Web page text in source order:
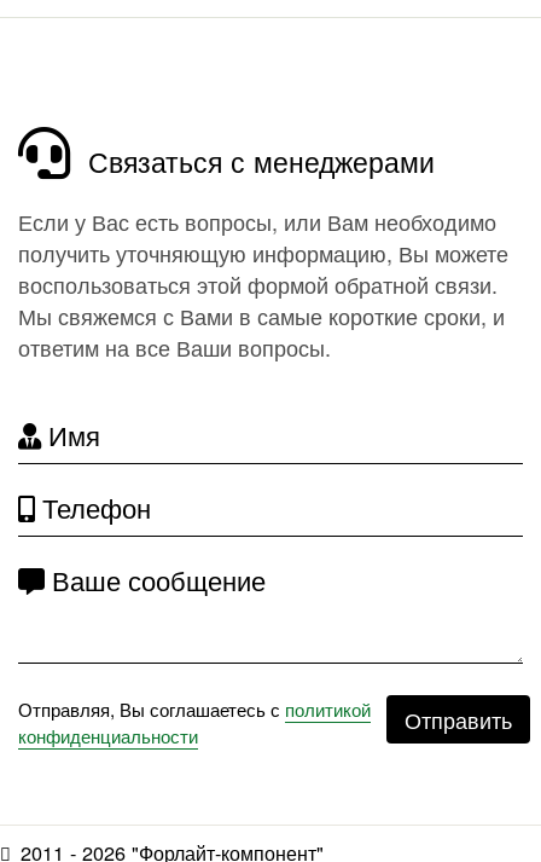
Связаться с менеджерами
Если у Вас есть вопросы, или Вам необходимо
получить уточняющую информацию, Вы можете
воспользоваться этой формой обратной связи.
Мы свяжемся с Вами в самые короткие сроки, и
ответим на все Ваши вопросы.
Имя
Телефон
Ваше сообщение
Отправляя, Вы соглашаетесь с политикой
конфиденциальности
Отправить
2011 - 2026 "Форлайт-компонент"